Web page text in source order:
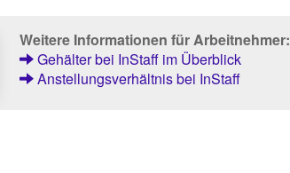
Weitere Informationen für Arbeitnehmer:
Gehälter bei InStaff im Überblick
Anstellungsverhältnis bei InStaff